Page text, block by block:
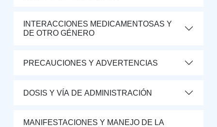
INTERACCIONES MEDICAMENTOSAS Y
DE OTRO GÉNERO
PRECAUCIONES Y ADVERTENCIAS
DOSIS Y VÍA DE ADMINISTRACIÓN
MANIFESTACIONES Y MANEJO DE LA